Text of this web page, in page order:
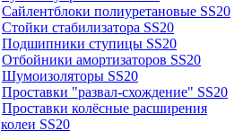
Сайлентблоки полиуретановые SS20
Стойки стабилизатора SS20
Подшипники ступицы SS20
Отбойники амортизаторов SS20
Шумоизоляторы SS20
Проставки "развал-схождение" SS20
Проставки колёсные расширения
колеи SS20